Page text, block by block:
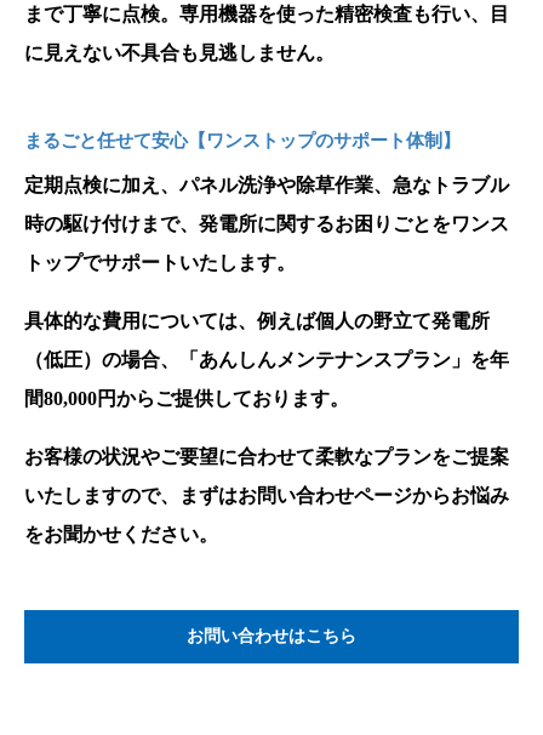
まで丁寧に点検。専用機器を使った精密検査も行い、目
に見えない不具合も見逃しません。
まるごと任せて安心【ワンストップのサポート体制】
定期点検に加え、パネル洗浄や除草作業、急なトラブル
時の駆け付けまで、発電所に関するお困りごとをワンス
トップでサポートいたします。
具体的な費用については、例えば個人の野立て発電所
（低圧）の場合、「あんしんメンテナンスプラン」を年
間80,000円からご提供しております。
お客様の状況やご要望に合わせて柔軟なプランをご提案
いたしますので、まずはお問い合わせページからお悩み
をお聞かせください。
お問い合わせはこちら